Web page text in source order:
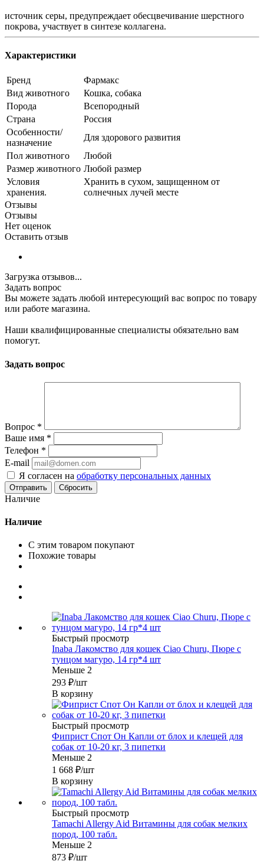
источник серы, предупреждает обесцвечивание шерстного
покрова, участвует в синтезе коллагена.
Характеристики
Бренд
Фармакс
Вид животного
Кошка, собака
Порода
Всепородный
Страна
Россия
Особенности/
назначение
Для здорового развития
Пол животного
Любой
Размер животного Любой размер
Условия
хранения.
Хранить в сухом, защищенном от
солнечных лучей месте
Отзывы
Отзывы
Нет оценок
Оставить отзыв
Загрузка отзывов...
Задать вопрос
Вы можете задать любой интересующий вас вопрос по товару
или работе магазина.
Наши квалифицированные специалисты обязательно вам
помогут.
Задать вопрос
Вопрос *
Ваше имя *
Телефон *
E-mail
Я согласен на обработку персональных данных
Сбросить
Наличие
Наличие
С этим товаром покупают
Похожие товары
Быстрый просмотр
Inaba Лакомство для кошек Ciao Churu, Пюре с
тунцом магуро, 14 гр*4 шт
Меньше 2
293 ₽/шт
В корзину
Быстрый просмотр
Фиприст Спот Он Капли от блох и клещей для
собак от 10-20 кг, 3 пипетки
Меньше 2
1 668 ₽/шт
В корзину
Быстрый просмотр
Tamachi Allergy Aid Витамины для собак мелких
пород, 100 табл.
Меньше 2
873 ₽/шт